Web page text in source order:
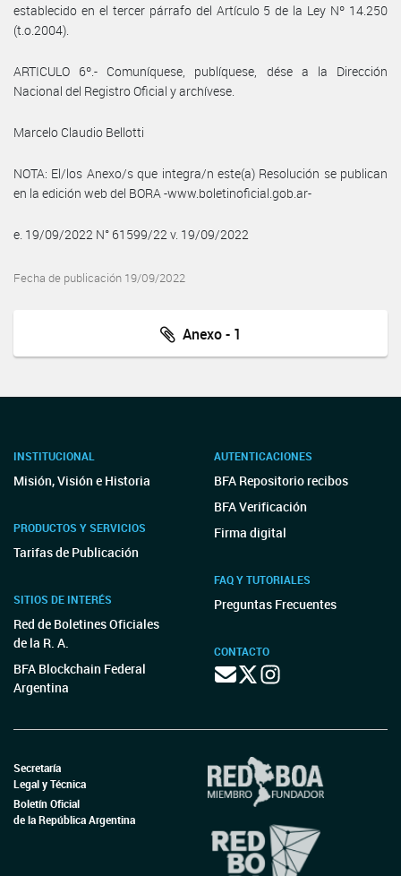
establecido en el tercer párrafo del Artículo 5 de la Ley Nº 14.250
(t.o.2004).
ARTICULO 6º.- Comuníquese, publíquese, dése a la Dirección
Nacional del Registro Oficial y archívese.
Marcelo Claudio Bellotti
NOTA: El/los Anexo/s que integra/n este(a) Resolución se publican
en la edición web del BORA -www.boletinoficial.gob.ar-
e. 19/09/2022 N° 61599/22 v. 19/09/2022
Fecha de publicación 19/09/2022
Anexo - 1
INSTITUCIONAL
Misión, Visión e Historia
PRODUCTOS Y SERVICIOS
Tarifas de Publicación
SITIOS DE INTERÉS
Red de Boletines Oficiales
de la R. A.
BFA Blockchain Federal
Argentina
AUTENTICACIONES
BFA Repositorio recibos
BFA Verificación
Firma digital
FAQ Y TUTORIALES
Preguntas Frecuentes
CONTACTO
Secretaría
Legal y Técnica
Boletín Oficial
de la República Argentina